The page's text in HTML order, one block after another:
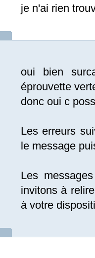
je n'ai rien
oui bien
éprouvette
donc oui c
Les erreurs
le message
Les
invitons à
à votre